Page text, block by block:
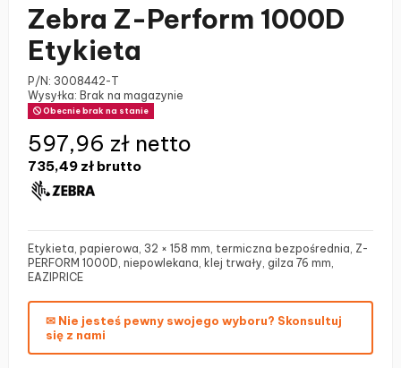
Zebra Z-Perform 1000D
Etykieta
P/N: 3008442-T
Wysyłka: Brak na magazynie
Obecnie brak na stanie
735,49 zł brutto
597,96 zł netto
Etykieta, papierowa, 32 × 158 mm, termiczna bezpośrednia, Z-
PERFORM 1000D, niepowlekana, klej trwały, gilza 76 mm,
EAZIPRICE
✉ Nie jesteś pewny swojego wyboru? Skonsultuj
się z nami